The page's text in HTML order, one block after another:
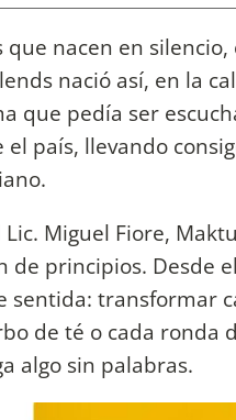
que nacen en
nació así, en la
que pedía ser
el país, llevando
Miguel Fiore,
de principios. Desde
sentida: transformar
de té o cada ronda
algo sin palabras.